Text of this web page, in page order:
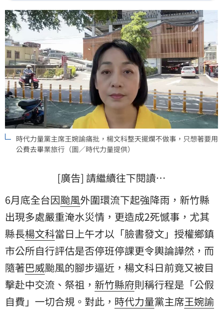
科日前竟又被目擊赴中交流、祭祖，新竹縣府則稱行程
是「公假自費」一切合規。對此，時代力量黨主席王婉
諭今（9）日戳破楊文科所申報交流計劃中的三大謊言，
痛批楊文科整天擺爛不做事，只想著用公費去畢業旅
行。
時代力量黨主席王婉諭痛批，楊文科整天擺爛不做事，只想著要用
公費去畢業旅行（圖／時代力量提供）
[廣告] 請繼續往下閱讀…
6月底全台因颱風外圍環流下起強降雨，新竹縣
出現多處嚴重淹水災情，更造成2死憾事，尤其
縣長楊文科當日上午才以「臉書發文」授權鄉鎮
市公所自行評估是否停班停課更令輿論譁然，而
隨著巴威颱風的腳步逼近，楊文科日前竟又被目
擊赴中交流、祭祖， 新竹縣府則稱行程是「公假
自費」一切合規。對此， 時代力量黨主席王婉諭